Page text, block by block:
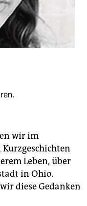
wir im
Leben, über
in Ohio.
diese Gedanken